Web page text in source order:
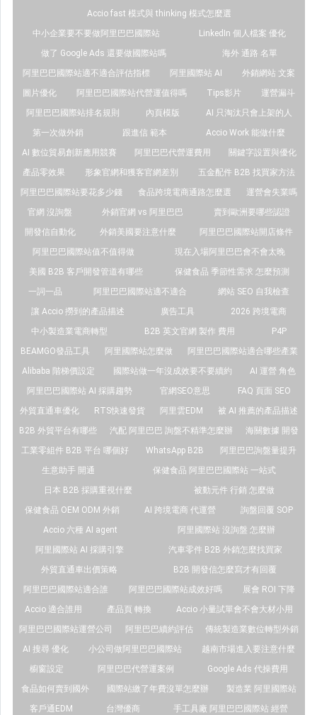
Accio fast 模式與 thinking 模式怎麼選
中小企業要不要做阿里巴巴國際站
LinkedIn 個人檔案 優化
做了 Google Ads 還要做國際站嗎
海外 通路 名單
阿里巴巴國際站適不適合評估指標
阿里國際站 AI
外銷網站 文案
圖片優化
阿里巴巴國際站代營運值得嗎 Tips影片
運營漏斗
阿里巴巴國際站排名規則
內頁模版
AI 只淘汰只會上架的人
第一次做外銷
跟進信 範本
Accio Work 能做什麼
AI 數位貿易創新應用競賽
阿里巴巴代營運費用
關鍵字設置與優化
產品零效果
形象官網和獲客官網差別
五金配件 B2B 找買家方法
阿里巴巴國際站要花多少錢
食品跨境電商通路怎麼選
運營會失業嗎
官網 沒詢盤
外銷官網 vs 阿里巴巴
賣到歐洲要哪些認證
開發信自動化
外銷美國要注意什麼
阿里巴巴國際站開店條件
阿里巴巴國際站值不值得做
現在入場阿里巴巴會不會太晚
美國 B2B 客戶開發管道有哪些
保健食品 季節性需求 怎麼預測
一詞一品
阿里巴巴國際站適不適合
網站 SEO 自我檢查
讓 Accio 撈到的產品描述
廣告工具
2026 跨境電商
中小製造業電商轉型
B2B 英文官網 製作 費用
P4P
BEAMGO發品工具
阿里國際站怎麼做
阿里巴巴國際站適合哪些產業
Alibaba 階梯價設定
國際站做一年沒成效要不要續約
AI 運營 角色
阿里巴巴國際站 AI 採購趨勢
官網SEO意思
FAQ 頁面 SEO
外貿直通車優化
RTS快速發貨 阿里雲EDM
被 AI 推薦的產品描述
B2B 外貿平台有哪些
汽配 阿里巴巴 詢盤不精準怎麼辦
海關數據 開發
工業零組件 B2B 平台 哪個好
WhatsApp B2B
阿里巴巴詢盤量提升
生意助手 開通
保健食品 阿里巴巴國際站 一站式
日本 B2B 採購重視什麼
被動元件 行銷 怎麼做
保健食品 OEM ODM 外銷
AI 跨境電商 代運營
詢盤回覆 SOP
Accio 六種 AI agent
阿里國際站 沒詢盤 怎麼辦
阿里國際站 AI 採購引擎
汽車零件 B2B 外銷怎麼找買家
外貿直通車出價策略
B2B 開發信怎麼寫才有回覆
阿里巴巴國際站適合誰
阿里巴巴國際站成效好嗎
展會 ROI 下降
Accio 適合誰用
產品頁 轉換
Accio 小量試單會不會大材小用
阿里巴巴國際站運營公司
阿里巴巴續約評估
傳統製造業數位轉型外銷
AI 搜尋 優化
小公司做阿里巴巴國際站
越南市場進入要注意什麼
櫥窗設定
阿里巴巴代營運案例
Google Ads 代操費用
食品如何賣到國外
國際站繳了年費沒單怎麼辦
製造業 阿里國際站
客戶通EDM
台灣優商
手工具廠 阿里巴巴國際站 經營